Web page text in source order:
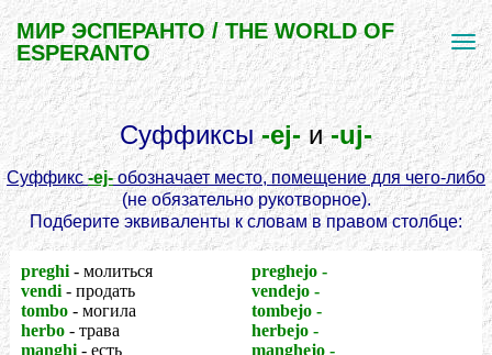
МИР ЭСПЕРАНТО / THE WORLD OF
ESPERANTO
Суффиксы-ej- и-uj-
Суффикс-ej-обозначает место, помещение для чего-либо
(не обязательно рукотворное).
Подберите эквиваленты к словам в правом столбце:
preghi - молиться
vendi - продать
tombo - могила
herbo - трава
manghi - есть
preghejo -
vendejo -
tombejo -
herbejo -
manghejo -